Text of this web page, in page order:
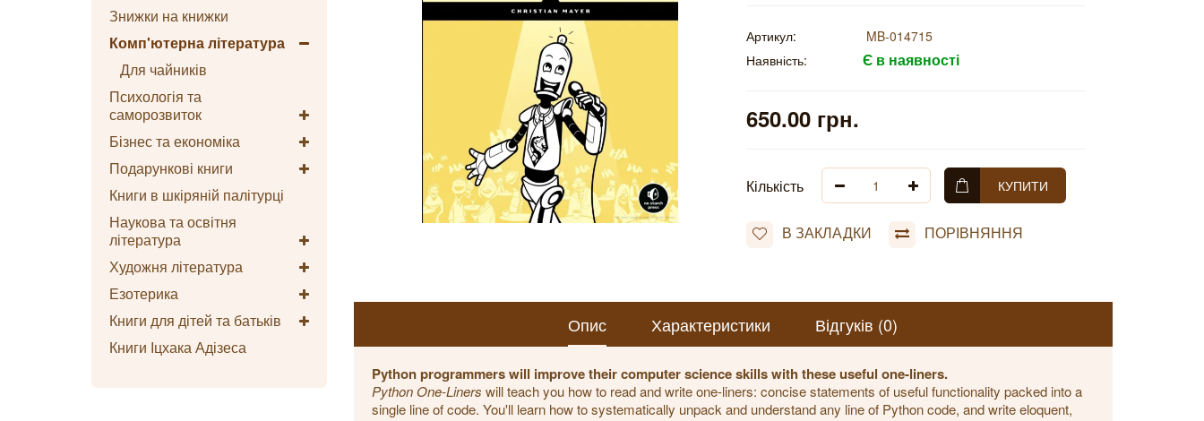
Знижки на книжки
Комп'ютерна література
Для чайників
Психологія та
саморозвиток
Бізнес та економіка
Подарункові книги
Книги в шкіряній палітурці
Наукова та освітня
література
Художня література
Езотерика
Книги для дітей та батьків
Книги Іцхака Адізеса
Артикул:
MB-014715
Наявність:
Є в наявності
650.00 грн.
Кількість КУПИТИ
В ЗАКЛАДКИ ПОРІВНЯННЯ
Опис Характеристики Відгуків (0)
Python programmers will improve their computer science skills with these useful one-liners.
Python One-Liners will teach you how to read and write one-liners: concise statements of useful functionality packed into a
single line of code. You'll learn how to systematically unpack and understand any line of Python code, and write eloquent,